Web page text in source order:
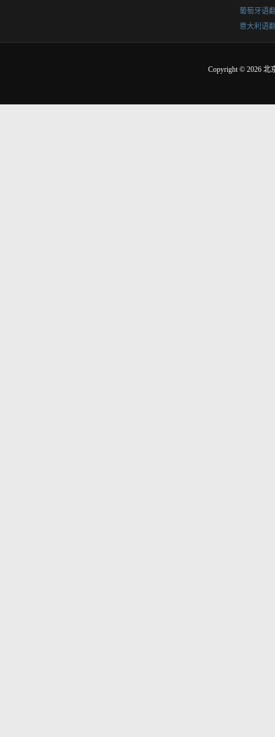
葡萄牙语
意大利语
Copyright © 2026 北